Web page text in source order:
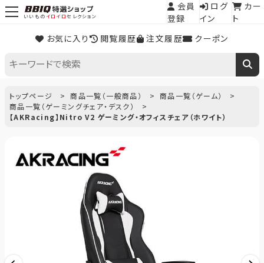
いいものイロイロセレクション
お気に入り 閲覧履歴 注文履歴 クーポン
会員
登録
ログ
イン
カー
ト
トップページ 商品一覧（一般商品）
商品一覧（ゲーム）
商品一覧（ゲーミングチェア・デスク）
【AKRacing】Nitro V2 ゲーミング・オフィスチェア（ホワイト）